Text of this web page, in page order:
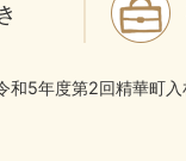
和5年度第2回精華町